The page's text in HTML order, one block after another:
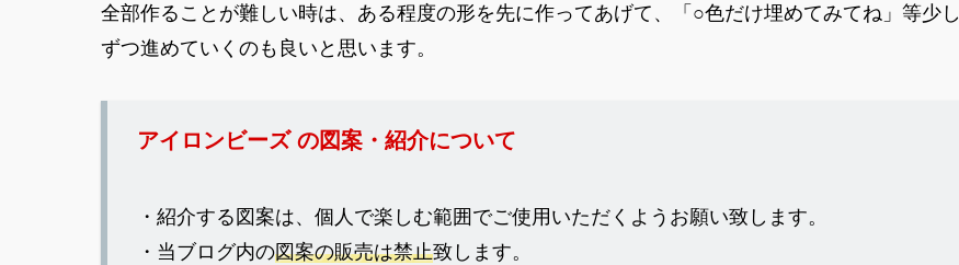
全部作ることが難しい時は、ある程度の形を先に作ってあげて、「○色だけ埋めてみてね」等少し
ずつ進めていくのも良いと思います。
アイロンビーズ の図案・紹介について
・紹介する図案は、個人で楽しむ範囲でご使用いただくようお願い致します。
・当ブログ内の図案の販売は禁止致します。